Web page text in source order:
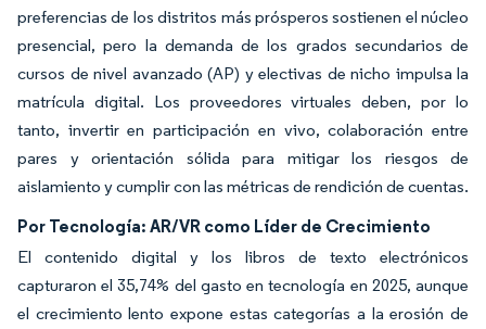
preferencias de los distritos más prósperos sostienen el núcleo
presencial, pero la demanda de los grados secundarios de
cursos de nivel avanzado (AP) y electivas de nicho impulsa la
matrícula digital. Los proveedores virtuales deben, por lo
tanto, invertir en participación en vivo, colaboración entre
pares y orientación sólida para mitigar los riesgos de
aislamiento y cumplir con las métricas de rendición de cuentas.
Por Tecnología: AR/VR como Líder de Crecimiento
El contenido digital y los libros de texto electrónicos
capturaron el 35,74% del gasto en tecnología en 2025, aunque
el crecimiento lento expone estas categorías a la erosión de